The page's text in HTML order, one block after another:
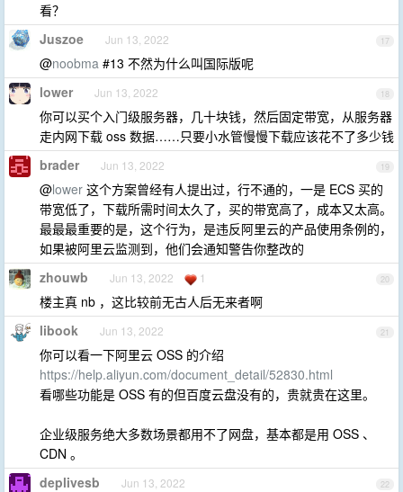
看？
17
Juszoe Jun 13, 2022
@noobma #13 不然为什么叫国际版呢
18
lower Jun 13, 2022
你可以买个入门级服务器，几十块钱，然后固定带宽，从服务器
走内网下载 oss 数据……只要小水管慢慢下载应该花不了多少钱
19
brader Jun 13, 2022
@lower 这个方案曾经有人提出过，行不通的，一是 ECS 买的
带宽低了，下载所需时间太久了，买的带宽高了，成本又太高。
最最最重要的是，这个行为，是违反阿里云的产品使用条例的，
如果被阿里云监测到，他们会通知警告你整改的
20
zhouwb Jun 13, 2022 1
楼主真 nb ，这比较前无古人后无来者啊
21
libook Jun 13, 2022
你可以看一下阿里云 OSS 的介绍
https://help.aliyun.com/document_detail/52830.html
看哪些功能是 OSS 有的但百度云盘没有的，贵就贵在这里。
企业级服务绝大多数场景都用不了网盘，基本都是用 OSS 、
CDN 。
22
deplivesb Jun 13, 2022